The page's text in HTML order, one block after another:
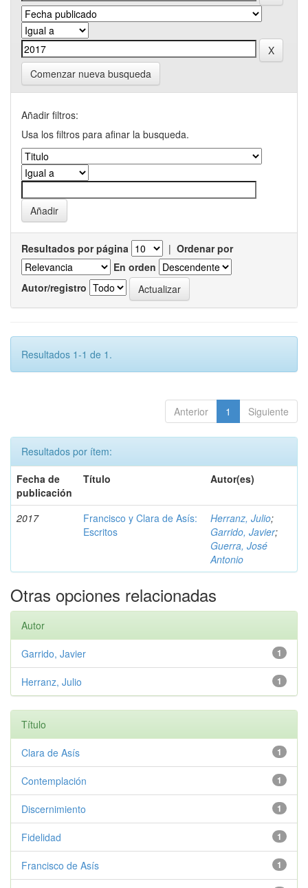
Comenzar nueva busqueda
Añadir filtros:
Usa los filtros para afinar la busqueda.
Resultados por página | Ordenar por
En orden
Autor/registro
Resultados 1-1 de 1.
Anterior 1 Siguiente
Resultados por ítem:
Fecha de
publicación
Título Autor(es)
2017
Francisco y Clara de Asís:
Escritos
Herranz, Julio;
Garrido, Javier;
Guerra, José
Antonio
Otras opciones relacionadas
Autor
1
Garrido, Javier
1
Herranz, Julio
Título
1
Clara de Asís
1
Contemplación
1
Discernimiento
1
Fidelidad
1
Francisco de Asís